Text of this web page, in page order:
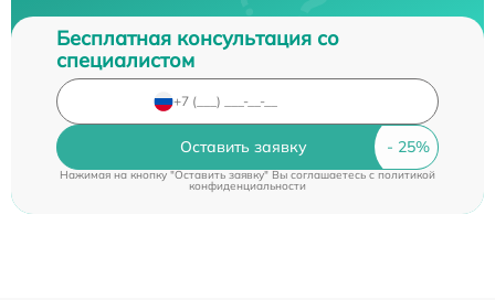
Бесплатная консультация со
специалистом
Оставить заявку
Нажимая на кнопку "Оставить заявку" Вы соглашаетесь cполитикой
конфиденциальности